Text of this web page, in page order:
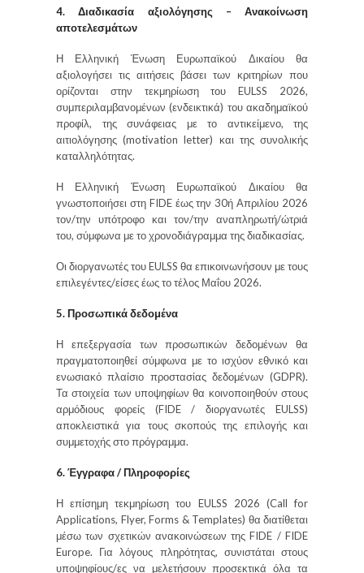
4. Διαδικασία αξιολόγησης – Ανακοίνωση
αποτελεσμάτων
Η Ελληνική Ένωση Ευρωπαϊκού Δικαίου θα
αξιολογήσει τις αιτήσεις βάσει των κριτηρίων που
ορίζονται στην τεκμηρίωση του EULSS 2026,
συμπεριλαμβανομένων (ενδεικτικά) του ακαδημαϊκού
προφίλ, της συνάφειας με το αντικείμενο, της
αιτιολόγησης (motivation letter) και της συνολικής
καταλληλότητας.
Η Ελληνική Ένωση Ευρωπαϊκού Δικαίου θα
γνωστοποιήσει στη FIDE έως την 30ή Απριλίου 2026
τον/την υπότροφο και τον/την αναπληρωτή/ώτριά
του, σύμφωνα με το χρονοδιάγραμμα της διαδικασίας.
Οι διοργανωτές του EULSS θα επικοινωνήσουν με τους
επιλεγέντες/είσες έως το τέλος Μαΐου 2026.
5. Προσωπικά δεδομένα
Η επεξεργασία των προσωπικών δεδομένων θα
πραγματοποιηθεί σύμφωνα με το ισχύον εθνικό και
ενωσιακό πλαίσιο προστασίας δεδομένων (GDPR).
Τα στοιχεία των υποψηφίων θα κοινοποιηθούν στους
αρμόδιους φορείς (FIDE / διοργανωτές EULSS)
αποκλειστικά για τους σκοπούς της επιλογής και
συμμετοχής στο πρόγραμμα.
6. Έγγραφα / Πληροφορίες
Η επίσημη τεκμηρίωση του EULSS 2026 (Call for
Applications, Flyer, Forms & Templates) θα διατίθεται
μέσω των σχετικών ανακοινώσεων της FIDE / FIDE
Europe. Για λόγους πληρότητας, συνιστάται στους
υποψηφίους/ες να μελετήσουν προσεκτικά όλα τα